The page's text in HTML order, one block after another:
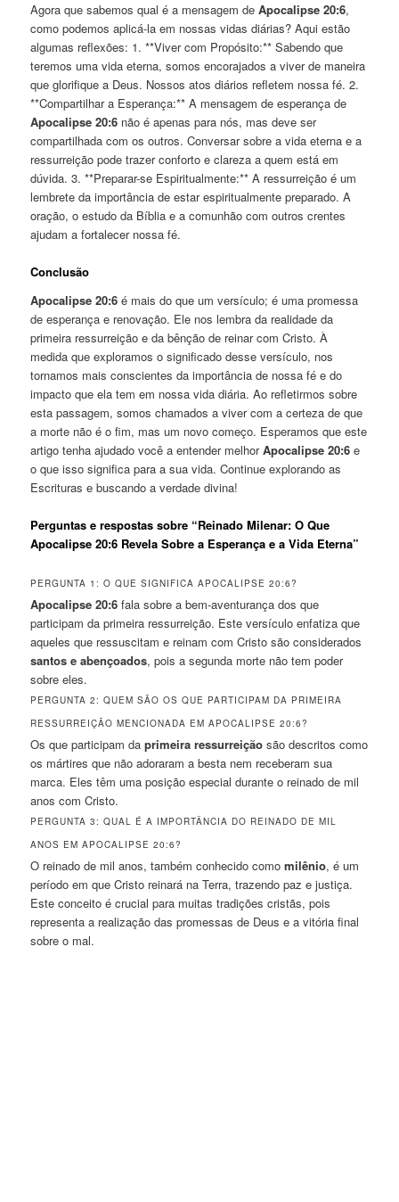
Agora que sabemos qual é a mensagem deApocalipse 20:6,
como podemos aplicá-la em nossas vidas diárias? Aqui estão
algumas reflexões: 1. **Viver com Propósito:** Sabendo que
teremos uma vida eterna, somos encorajados a viver de maneira
que glorifique a Deus. Nossos atos diários refletem nossa fé. 2.
**Compartilhar a Esperança:** A mensagem de esperança de
Apocalipse 20:6 não é apenas para nós, mas deve ser
compartilhada com os outros. Conversar sobre a vida eterna e a
ressurreição pode trazer conforto e clareza a quem está em
dúvida. 3. **Preparar-se Espiritualmente:** A ressurreição é um
lembrete da importância de estar espiritualmente preparado. A
oração, o estudo da Bíblia e a comunhão com outros crentes
ajudam a fortalecer nossa fé.
Conclusão
Apocalipse 20:6 é mais do que um versículo; é uma promessa
de esperança e renovação. Ele nos lembra da realidade da
primeira ressurreição e da bênção de reinar com Cristo. À
medida que exploramos o significado desse versículo, nos
tornamos mais conscientes da importância de nossa fé e do
impacto que ela tem em nossa vida diária. Ao refletirmos sobre
esta passagem, somos chamados a viver com a certeza de que
a morte não é o fim, mas um novo começo. Esperamos que este
artigo tenha ajudado você a entender melhorApocalipse 20:6 e
o que isso significa para a sua vida. Continue explorando as
Escrituras e buscando a verdade divina!
Perguntas e respostas sobre “Reinado Milenar: O Que
Apocalipse 20:6 Revela Sobre a Esperança e a Vida Eterna”
PERGUNTA 1: O QUE SIGNIFICA APOCALIPSE 20:6?
Apocalipse 20:6 fala sobre a bem-aventurança dos que
participam da primeira ressurreição. Este versículo enfatiza que
aqueles que ressuscitam e reinam com Cristo são considerados
santos e abençoados, pois a segunda morte não tem poder
sobre eles.
PERGUNTA 2: QUEM SÃO OS QUE PARTICIPAM DA PRIMEIRA
RESSURREIÇÃO MENCIONADA EM APOCALIPSE 20:6?
Os que participam daprimeira ressurreição são descritos como
os mártires que não adoraram a besta nem receberam sua
marca. Eles têm uma posição especial durante o reinado de mil
anos com Cristo.
PERGUNTA 3: QUAL É A IMPORTÂNCIA DO REINADO DE MIL
ANOS EM APOCALIPSE 20:6?
O reinado de mil anos, também conhecido comomilênio, é um
período em que Cristo reinará na Terra, trazendo paz e justiça.
Este conceito é crucial para muitas tradições cristãs, pois
representa a realização das promessas de Deus e a vitória final
sobre o mal.